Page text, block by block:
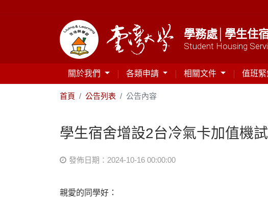
學務處│學生住
Student Housing
關於我們 各類申請 相關文件 值班
首頁 公告列表 公告內容
學生宿舍增設2台冷氣卡加值機
發佈日期：2024-10-16 00:00:00
親愛的同學好：